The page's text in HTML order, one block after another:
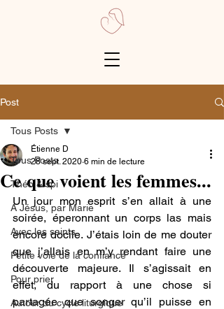
Post
Tous Posts
Théo & spi
A Jésus, par Marie
Avec les saints
Petite voie de la confiance
Pour prier
Autour du cycle liturgique
Tous Posts
Ce que voient les femmes...
Étienne D
28 sept. 2020 6 min de lecture
Un jour mon esprit s’en allait à une
soirée, éperonnant un corps las mais
encore docile. J’étais loin de me douter
que j’allais en m’y rendant faire une
découverte majeure. Il s’agissait en
effet, du rapport à une chose si
partagée que songer qu’il puisse en